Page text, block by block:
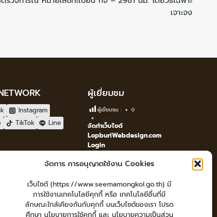
จัดการ การอนุญาตใช้งาน Cookies
เว็บไซต์ (https://www.seemamongkol.go.th) มี
การใช้งานเทคโนโลยีคุกกี้ หรือ เทคโนโลยีอื่นที่มี
ลักษณะใกล้เคียงกันกับคุกกี้ บนเว็บไซต์ของเรา โปรด
ศึกษา นโยบายการใช้คุกกี้ และ นโยบายความเป็นส่วน
เจาะจง
Instagram
TikTok Line
ผู้เยี่ยมชม
ผู้เยี่ยมชม : 0
จัดทำเว็บไซต์
LopburiWebdesign.com
Login